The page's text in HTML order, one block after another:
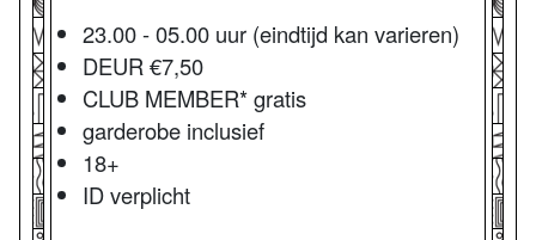
23.00 - 05.00 uur (eindtijd kan varieren)
DEUR €7,50
CLUB MEMBER* gratis
garderobe inclusief
18+
ID verplicht